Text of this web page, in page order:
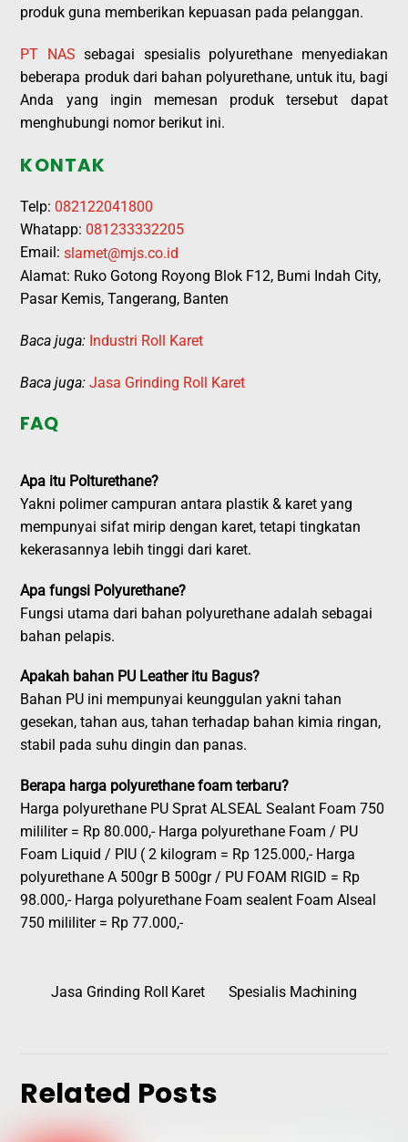
produk guna memberikan kepuasan pada pelanggan.
PT NAS sebagai spesialis polyurethane menyediakan
beberapa produk dari bahan polyurethane, untuk itu, bagi
Anda yang ingin memesan produk tersebut dapat
menghubungi nomor berikut ini.
KONTAK
Telp: 082122041800
Whatapp: 081233332205
Email:slamet@mjs.co.id
Alamat: Ruko Gotong Royong Blok F12, Bumi Indah City,
Pasar Kemis, Tangerang, Banten
Baca juga: Industri Roll Karet
Baca juga: Jasa Grinding Roll Karet
FAQ
Apa itu Polturethane?
Yakni polimer campuran antara plastik & karet yang
mempunyai sifat mirip dengan karet, tetapi tingkatan
kekerasannya lebih tinggi dari karet.
Apa fungsi Polyurethane?
Fungsi utama dari bahan polyurethane adalah sebagai
bahan pelapis.
Apakah bahan PU Leather itu Bagus?
Bahan PU ini mempunyai keunggulan yakni tahan
gesekan, tahan aus, tahan terhadap bahan kimia ringan,
stabil pada suhu dingin dan panas.
Berapa harga polyurethane foam terbaru?
Harga polyurethane PU Sprat ALSEAL Sealant Foam 750
mililiter = Rp 80.000,- Harga polyurethane Foam / PU
Foam Liquid / PIU ( 2 kilogram = Rp 125.000,- Harga
polyurethane A 500gr B 500gr / PU FOAM RIGID = Rp
98.000,- Harga polyurethane Foam sealent Foam Alseal
750 mililiter = Rp 77.000,-
Jasa Grinding Roll Karet Spesialis Machining
Related Posts